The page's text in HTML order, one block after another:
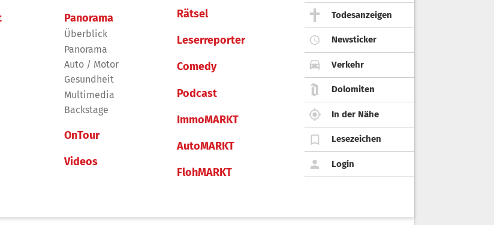
Panorama
Überblick
Panorama
Auto / Motor
Gesundheit
Multimedia
Backstage
OnTour
Videos
Rätsel
Leserreporter
Comedy
Podcast
ImmoMARKT
AutoMARKT
FlohMARKT
Todesanzeigen
Newsticker
Verkehr
Dolomiten
In der Nähe
Lesezeichen
Login